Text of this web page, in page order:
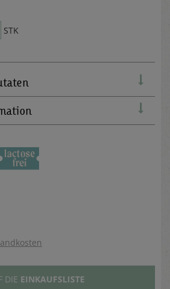
STK
DIE EINKAUFSLISTE